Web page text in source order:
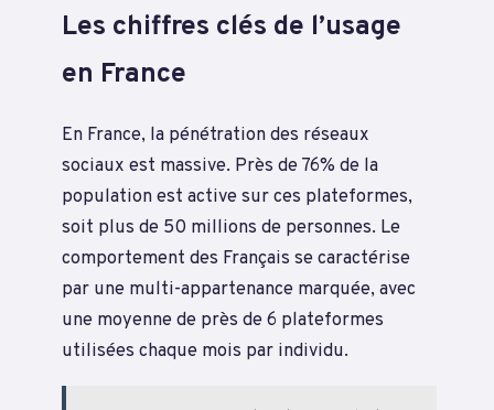
Les chiffres clés de l’usage
en France
En France, la pénétration des réseaux
sociaux est massive. Près de 76% de la
population est active sur ces plateformes,
soit plus de 50 millions de personnes. Le
comportement des Français se caractérise
par une multi-appartenance marquée, avec
une moyenne de près de 6 plateformes
utilisées chaque mois par individu.